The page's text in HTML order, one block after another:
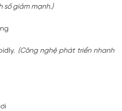
số giảm mạnh.)
(Công nghệ phát triển nhanh